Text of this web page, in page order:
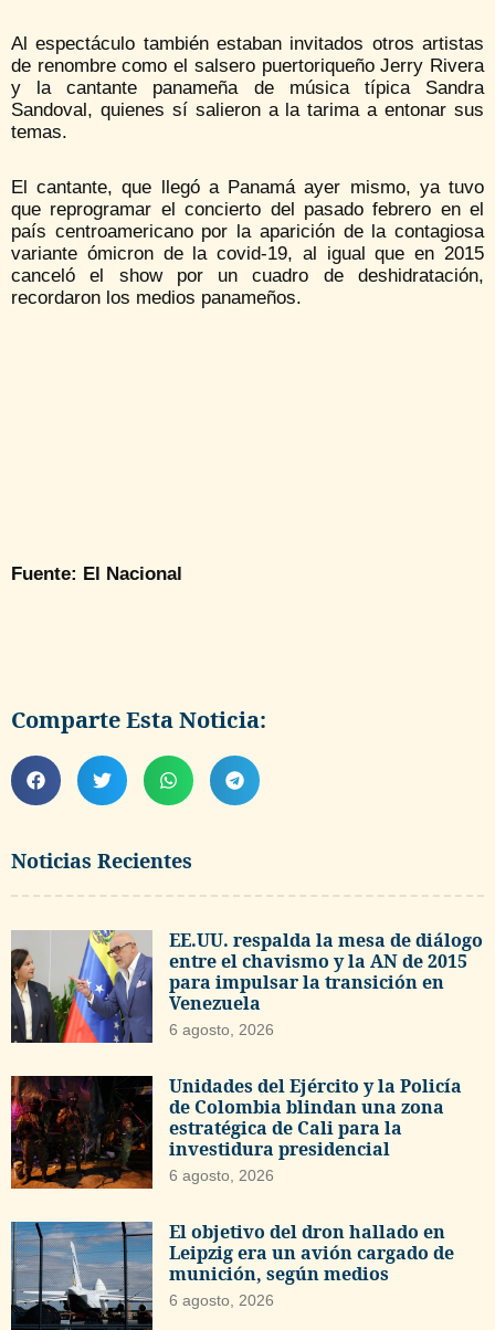
Noticias Recientes
EE.UU. respalda la mesa de diálogo
entre el chavismo y la AN de 2015
para impulsar la transición en
Venezuela
6 agosto, 2026
Unidades del Ejército y la Policía
de Colombia blindan una zona
estratégica de Cali para la
investidura presidencial
6 agosto, 2026
El objetivo del dron hallado en
Leipzig era un avión cargado de
munición, según medios
6 agosto, 2026
Al espectáculo también estaban invitados otros artistas
de renombre como el salsero puertoriqueño Jerry Rivera
y la cantante panameña de música típica Sandra
Sandoval, quienes sí salieron a la tarima a entonar sus
temas.
El cantante, que llegó a Panamá ayer mismo, ya tuvo
que reprogramar el concierto del pasado febrero en el
país centroamericano por la aparición de la contagiosa
variante ómicron de la covid-19, al igual que en 2015
canceló el show por un cuadro de deshidratación,
recordaron los medios panameños.
Fuente: El Nacional
Comparte Esta Noticia: